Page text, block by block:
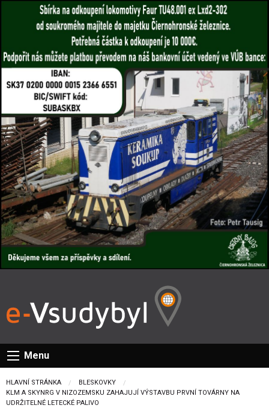
Menu
HLAVNÍ STRÁNKA
BLESKOVKY
CURRENT:
KLM A SKYNRG V NIZOZEMSKU ZAHAJUJÍ VÝSTAVBU PRVNÍ TOVÁRNY NA
UDRŽITELNÉ LETECKÉ PALIVO